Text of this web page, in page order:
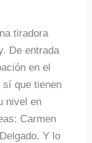
tiradora
De entrada
en el
sí que tienen
nivel en
Carmen
Y lo